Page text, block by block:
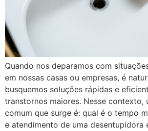
Quando nos deparamos com
em nossas casas ou empresas, é
busquemos soluções rápidas e
transtornos maiores. Nesse contexto,
comum que surge é: qual é o tempo
e atendimento de uma desentupidora